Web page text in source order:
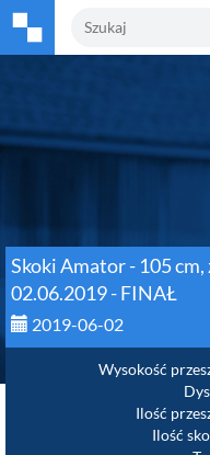
Skoki Amator - 105 cm,
02.06.2019 - FINAŁ
2019-06-02
Wysokość
Ilość
Ilość